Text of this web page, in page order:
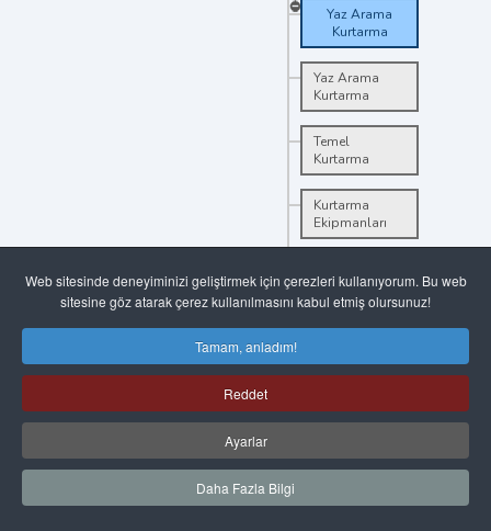
Yaz Arama
Kurtarma
Yaz Arama
Kurtarma
Temel
Kurtarma
Kurtarma
Ekipmanları
Becerileri
Belge
Kurtarma
Arazide Teknik
Kurtarma
Galeri
BULKAZ DAĞI
MURAT DAĞI
Galeriler
Ağrı Dağı
Yörükleri
Web sitesinde deneyiminizi geliştirmek için çerezleri kullanıyorum. Bu web
sitesine göz atarak çerez kullanılmasını kabul etmiş olursunuz!
Tamam, anladım!
Reddet
Ayarlar
Daha Fazla Bilgi